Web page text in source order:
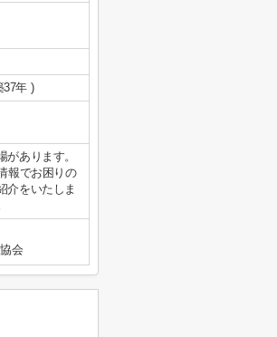
37年 )
あります。
報でお困りの
介をいたしま
会